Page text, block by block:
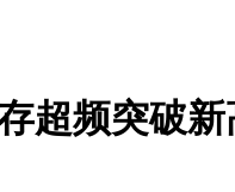
超频突破新